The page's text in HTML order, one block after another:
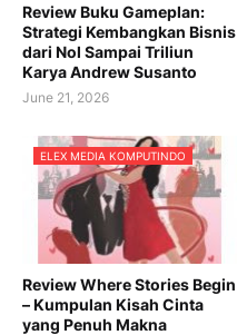
Review Buku Gameplan:
Strategi Kembangkan Bisnis
dari Nol Sampai Triliun
Karya Andrew Susanto
June 21, 2026
ELEX MEDIA KOMPUTINDO
Review Where Stories Begin
– Kumpulan Kisah Cinta
yang Penuh Makna